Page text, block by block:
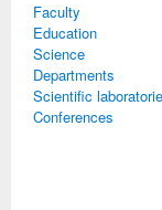
Faculty
Education
Science
Departments
Scientific
Conferences